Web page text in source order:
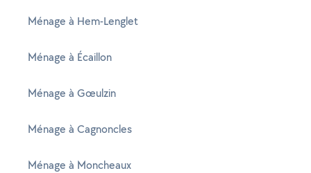
Ménage à Hem-Lenglet
Ménage à Écaillon
Ménage à Gœulzin
Ménage à Cagnoncles
Ménage à Moncheaux